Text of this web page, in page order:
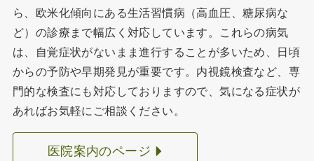
ら、欧米化傾向にある生活習慣病（高血圧、糖尿病な
ど）の診療まで幅広く対応しています。これらの病気
は、自覚症状がないまま進行することが多いため、日頃
からの予防や早期発見が重要です。内視鏡検査など、専
門的な検査にも対応しておりますので、気になる症状が
あればお気軽にご相談ください。
医院案内のページ